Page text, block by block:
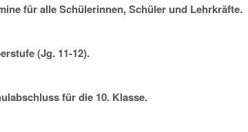
für alle Schülerinnen, Schüler und Lehrkräfte.
(Jg. 11-12).
für die 10. Klasse.